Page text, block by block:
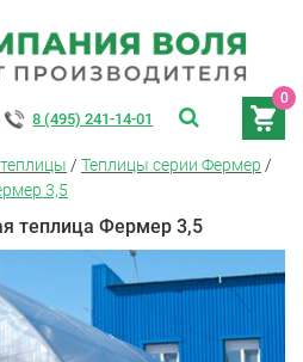
0
8 (495) 241-14-01
/ Теплицы серии Фермер /
3,5
теплица Фермер 3,5